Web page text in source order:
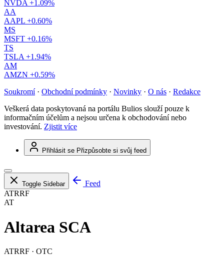
NVDA +1.09%
AA
AAPL +0.60%
MS
MSFT +0.16%
TS
TSLA +1.94%
AM
AMZN +0.59%
Soukromí · Obchodní podmínky · Novinky · O nás · Redakce
Veškerá data poskytovaná na portálu Bulios slouží pouze k
informačním účelům a nejsou určena k obchodování nebo
investování. Zjistit více
Přihlásit se Přizpůsobte si svůj feed
Toggle Sidebar
Feed
ATRRF
AT
Altarea SCA
ATRRF · OTC